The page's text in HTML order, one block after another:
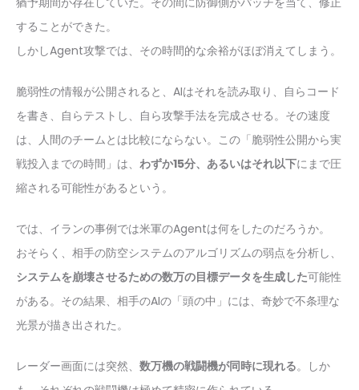
することができた。
しかしAgent攻撃では、その時間的な余裕がほぼ消えてしまう。
脆弱性の情報が公開されると、AIはそれを読み取り、自らコード
を書き、自らテストし、自ら攻撃手法を完成させる。その速度
は、人間のチームとは比較にならない。この「脆弱性公開から実
戦投入までの時間」は、 わずか15分、あるいはそれ以下にまで圧
縮される可能性があるという。
では、イランの事例では米軍のAgentは何をしたのだろうか。
おそらく、相手の防空システムのアルゴリズムの弱点を分析し、
システムを崩壊させるための数万の目標データを生成した可能性
がある。その結果、相手のAIの「頭の中」には、奇妙で不条理な
光景が描き出された。
レーダー画面には突然、 数万機の戦闘機が同時に現れる。しか